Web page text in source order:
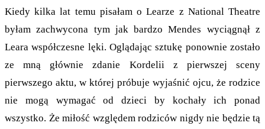
Kiedy kilka lat temu pisałam o Learze z National Theatre
byłam zachwycona tym jak bardzo Mendes wyciągnął z
Leara współczesne lęki. Oglądając sztukę ponownie zostało
ze mną głównie zdanie Kordelii z pierwszej sceny
pierwszego aktu, w której próbuje wyjaśnić ojcu, że rodzice
nie mogą wymagać od dzieci by kochały ich ponad
wszystko. Że miłość względem rodziców nigdy nie będzie tą